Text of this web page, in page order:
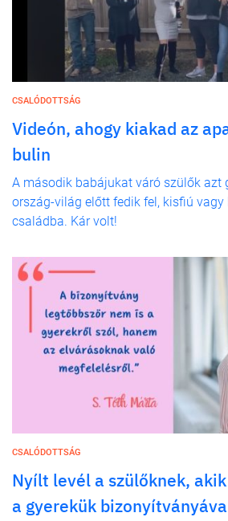
CSALÓDOTTSÁG
Videón, ahogy kiakad az
bulin
A második babájukat váró szülők azt
ország-világ előtt fedik fel, kisfiú vagy
családba. Kár volt!
CSALÓDOTTSÁG
Nyílt levél a szülőknek,
a gyerekük